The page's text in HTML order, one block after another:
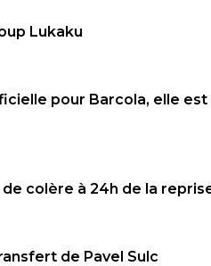
Lukaku
pour Barcola, elle est
de colère à 24h de la
de Pavel Sulc